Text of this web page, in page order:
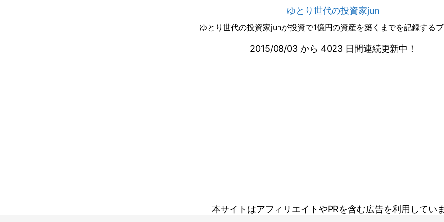
ゆとり世代の投資家jun
ゆとり世代の投資家junが投資で1億円の資産を築くまでを記録するブ
2015/08/03 から 4023 日間連続更新中！
本サイトはアフィリエイトやPRを含む広告を利用してい